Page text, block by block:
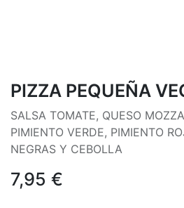
PIZZA PEQUEÑA
SALSA TOMATE, QUESO
PIMIENTO VERDE, PIMIENTO
NEGRAS Y CEBOLLA
7,95 €